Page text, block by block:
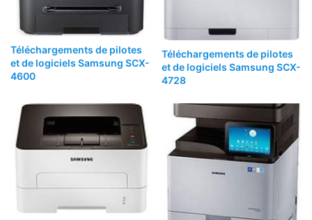
Téléchargements de pilotes
et de logiciels Samsung SCX-
4600
Téléchargements de pilotes
et de logiciels Samsung SCX-
4728